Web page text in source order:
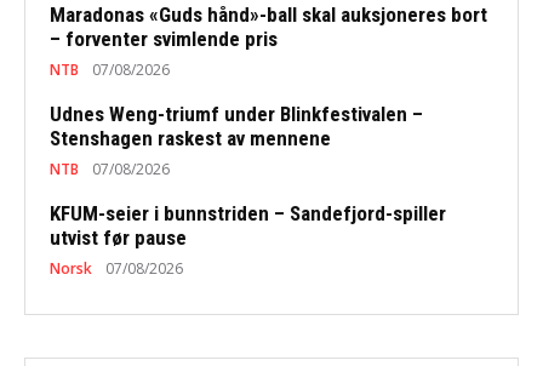
Maradonas «Guds hånd»-ball skal auksjoneres bort
– forventer svimlende pris
NTB 07/08/2026
Udnes Weng-triumf under Blinkfestivalen –
Stenshagen raskest av mennene
NTB 07/08/2026
KFUM-seier i bunnstriden – Sandefjord-spiller
utvist før pause
Norsk 07/08/2026